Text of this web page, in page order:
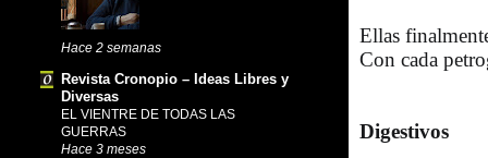
Ellas
Con cada
Digestivos
Hace 2 semanas
Revista Cronopio – Ideas Libres y
Diversas
EL VIENTRE DE TODAS LAS
GUERRAS
Hace 3 meses